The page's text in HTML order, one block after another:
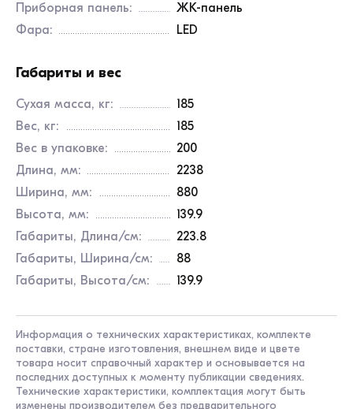
Приборная панель:
ЖК-панель
Фара:
LED
Габариты и вес
Сухая масса, кг:
185
Вес, кг:
185
Вес в упаковке:
200
Длина, мм:
2238
Ширина, мм:
880
Высота, мм:
139.9
Габариты, Длина/см:
223.8
Габариты, Ширина/см:
88
Габариты, Высота/см:
139.9
Информация о технических характеристиках, комплекте
поставки, стране изготовления, внешнем виде и цвете
товара носит справочный характер и основывается на
последних доступных к моменту публикации сведениях.
Технические характеристики, комплектация могут быть
изменены производителем без предварительного